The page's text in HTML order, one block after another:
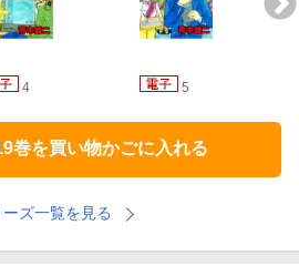
する一騎打ち
4 5
巻を買い物かごに入れる
ーズ一覧を見る